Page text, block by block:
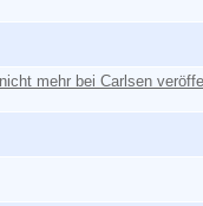
mehr bei Carlsen